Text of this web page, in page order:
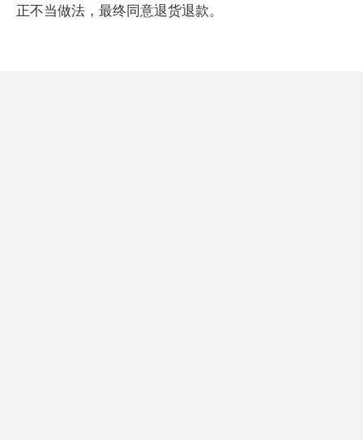
正不当做法，最终同意退货退款。